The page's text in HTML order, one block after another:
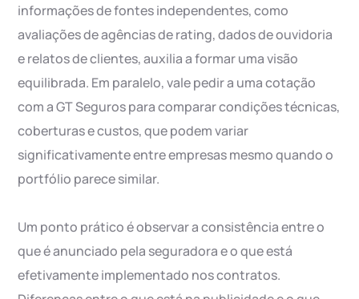
informações de fontes independentes, como
avaliações de agências de rating, dados de ouvidoria
e relatos de clientes, auxilia a formar uma visão
equilibrada. Em paralelo, vale pedir a uma cotação
com a GT Seguros para comparar condições técnicas,
coberturas e custos, que podem variar
significativamente entre empresas mesmo quando o
portfólio parece similar.
Um ponto prático é observar a consistência entre o
que é anunciado pela seguradora e o que está
efetivamente implementado nos contratos.